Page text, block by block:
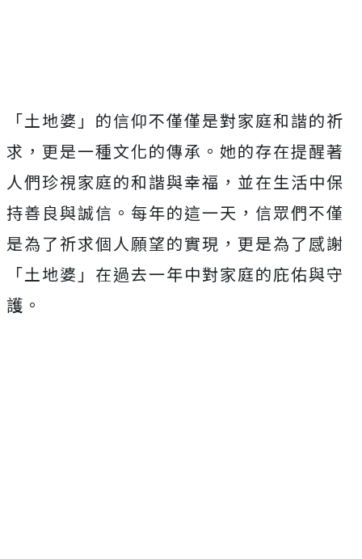
「土地婆」的信仰不僅僅是對家庭和諧的祈
求，更是一種文化的傳承。她的存在提醒著
人們珍視家庭的和諧與幸福，並在生活中保
持善良與誠信。每年的這一天，信眾們不僅
是為了祈求個人願望的實現，更是為了感謝
「土地婆」在過去一年中對家庭的庇佑與守
護。